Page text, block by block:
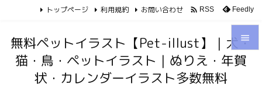


トップページ 利用規約 お問い合わせ  RSS Feedly
無料ペットイラスト【Pet-illust】｜犬・
猫・鳥・ペットイラスト｜ぬりえ・年賀
状・カレンダーイラスト多数無料